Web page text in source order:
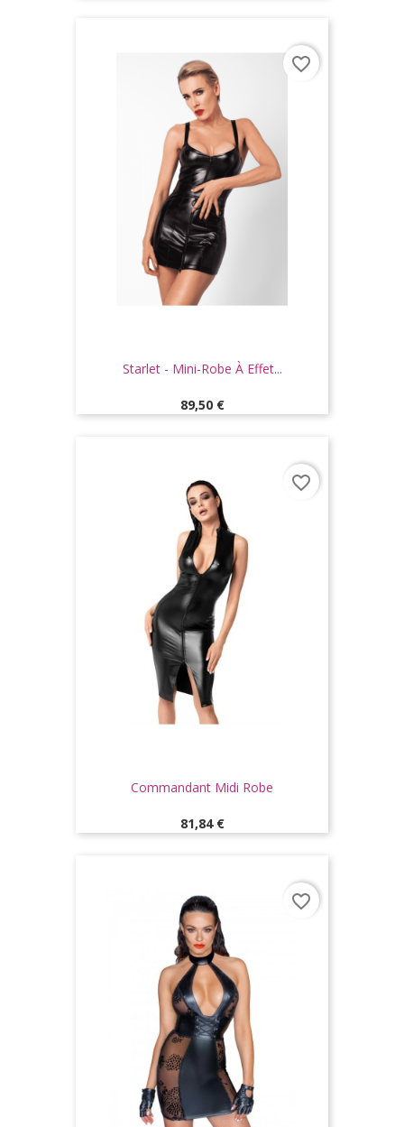
Starlet - Mini-Robe À Effet...
Prix
89,50 €
favorite_border
Commandant Midi Robe
Prix
81,84 €
favorite_border
favorite_border